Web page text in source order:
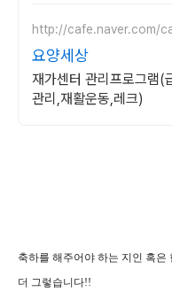
http://cafe.naver.com/
요양세상
재가센터 관리프로그램(
관리,재활운동,레크)
축하를 해주어야 하는 지인 혹은
더 그렇습니다!!